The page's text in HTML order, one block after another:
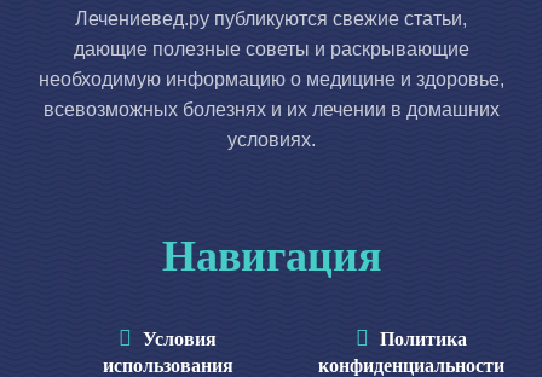
Лечениевед.ру публикуются свежие статьи,
дающие полезные советы и раскрывающие
необходимую информацию о медицине и здоровье,
всевозможных болезнях и их лечении в домашних
условиях.
Навигация
Условия
использования
Политика
конфиденциальности